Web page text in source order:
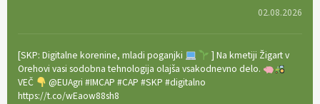
02.08.2026
[SKP: Digitalne korenine, mladi poganjki
] Na kmetiji Žigart v
Orehovi vasi sodobna tehnologija olajša vsakodnevno delo.
VEČ
@EUAgri #IMCAP #CAP #SKP #digitalno
https://t.co/wEaow88sh8